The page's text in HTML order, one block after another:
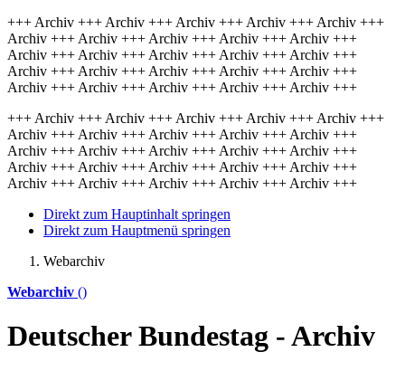
+++ Archiv +++ Archiv +++ Archiv +++ Archiv +++ Archiv +++
Archiv +++ Archiv +++ Archiv +++ Archiv +++ Archiv +++
Archiv +++ Archiv +++ Archiv +++ Archiv +++ Archiv +++
Archiv +++ Archiv +++ Archiv +++ Archiv +++ Archiv +++
Archiv +++ Archiv +++ Archiv +++ Archiv +++ Archiv +++
+++ Archiv +++ Archiv +++ Archiv +++ Archiv +++ Archiv +++
Archiv +++ Archiv +++ Archiv +++ Archiv +++ Archiv +++
Archiv +++ Archiv +++ Archiv +++ Archiv +++ Archiv +++
Archiv +++ Archiv +++ Archiv +++ Archiv +++ Archiv +++
Archiv +++ Archiv +++ Archiv +++ Archiv +++ Archiv +++
Direkt zum Hauptinhalt springen
Direkt zum Hauptmenü springen
Webarchiv
Webarchiv ()
Deutscher Bundestag - Archiv